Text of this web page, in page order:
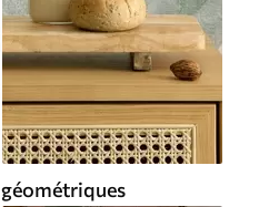
géométriques